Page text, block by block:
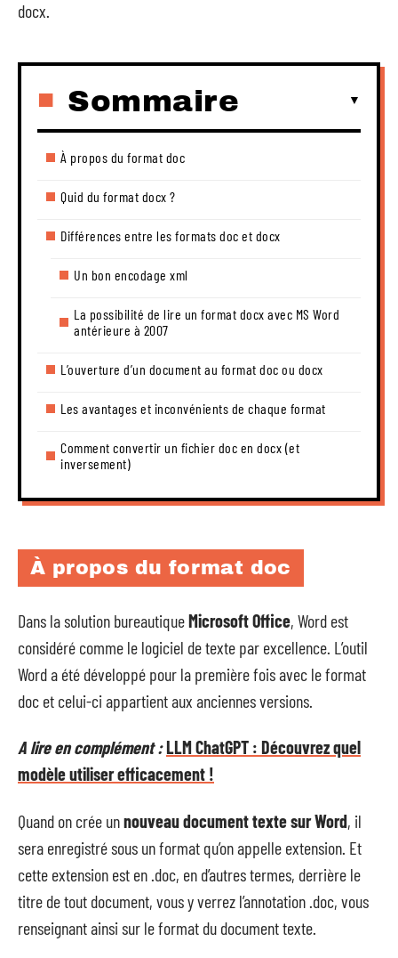
docx.
Sommaire
À propos du format doc
Quid du format docx ?
Différences entre les formats doc et docx
Un bon encodage xml
La possibilité de lire un format docx avec MS Word
antérieure à 2007
L’ouverture d’un document au format doc ou docx
Les avantages et inconvénients de chaque format
Comment convertir un fichier doc en docx (et
inversement)
À propos du format doc
Dans la solution bureautiqueMicrosoft Office, Word est
considéré comme le logiciel de texte par excellence. L’outil
Word a été développé pour la première fois avec le format
doc et celui-ci appartient aux anciennes versions.
A lire en complément :LLM ChatGPT : Découvrez quel
modèle utiliser efficacement !
Quand on crée unnouveau document texte sur Word, il
sera enregistré sous un format qu’on appelle extension. Et
cette extension est en .doc, en d’autres termes, derrière le
titre de tout document, vous y verrez l’annotation .doc, vous
renseignant ainsi sur le format du document texte.